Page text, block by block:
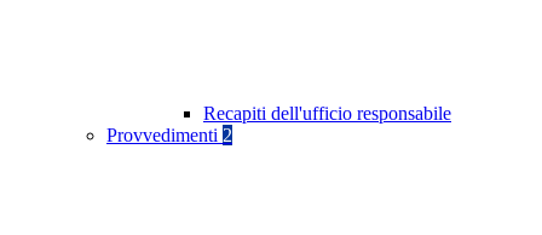
Recapiti dell'ufficio responsabile
Provvedimenti 2